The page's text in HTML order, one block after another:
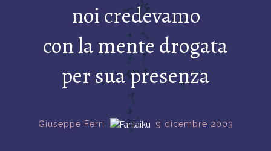
noi credevamo
con la mente drogata
per sua presenza
Giuseppe Ferri 9 dicembre 2003